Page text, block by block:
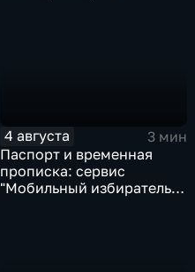
4 августа
3 мин
Паспорт и временная
прописка: сервис
"Мобильный избиратель"